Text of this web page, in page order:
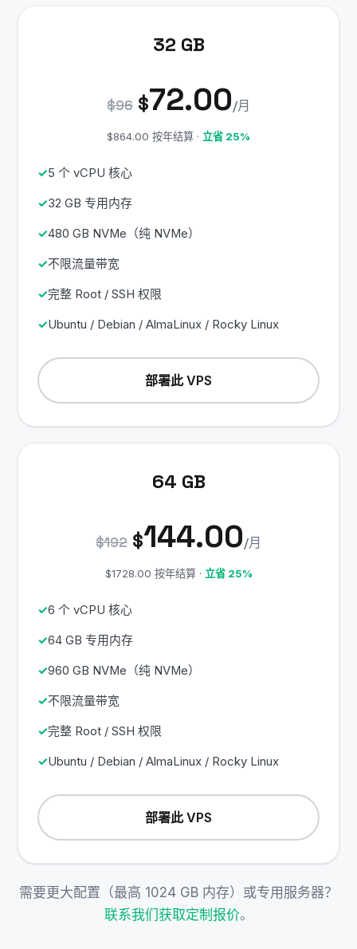
32 GB
$96 $72.00/月
$864.00 按年结算 · 立省 25%
5 个 vCPU 核心
32 GB 专用内存
480 GB NVMe（纯 NVMe）
不限流量带宽
完整 Root / SSH 权限
Ubuntu / Debian / AlmaLinux / Rocky Linux
部署此 VPS
64 GB
$192 $144.00/月
$1728.00 按年结算 · 立省 25%
6 个 vCPU 核心
64 GB 专用内存
960 GB NVMe（纯 NVMe）
不限流量带宽
完整 Root / SSH 权限
Ubuntu / Debian / AlmaLinux / Rocky Linux
部署此 VPS
需要更大配置（最高 1024 GB 内存）或专用服务器？
联系我们获取定制报价。